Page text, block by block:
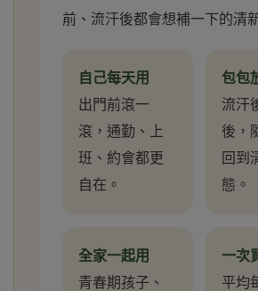
前、流汗後都會想補一下的清
自己每天用
出門前滾一
滾，通勤、上
班、約會都更
自在。
包包
流汗
後，
回到
態。
全家一起用
青春期孩子、
一次
平均